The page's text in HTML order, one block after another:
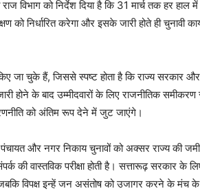
About
विभाग को निर्देश दिया है कि 31 मार्च तक हर हाल
को निर्धारित करेगा और इसके जारी होते ही चुनावी
जा चुके हैं, जिससे स्पष्ट होता है कि राज्य सरकार
होने के बाद उम्मीदवारों के लिए राजनीतिक
को अंतिम रूप देने में जुट जाएंगे।
और नगर निकाय चुनावों को अक्सर राज्य की
की वास्तविक परीक्षा होती है। सत्तारूढ़ सरकार के
जबकि विपक्ष इन्हें जन असंतोष को उजागर करने के मंच